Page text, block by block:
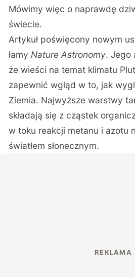
Mówimy więc o naprawdę
świecie.
Artykuł poświęcony nowym
łamy Nature Astronomy. Jego
że wieści na temat klimatu
zapewnić wgląd w to, jak
Ziemia. Najwyższe warstwy
składają się z cząstek
w toku reakcji metanu i azotu
światłem słonecznym.